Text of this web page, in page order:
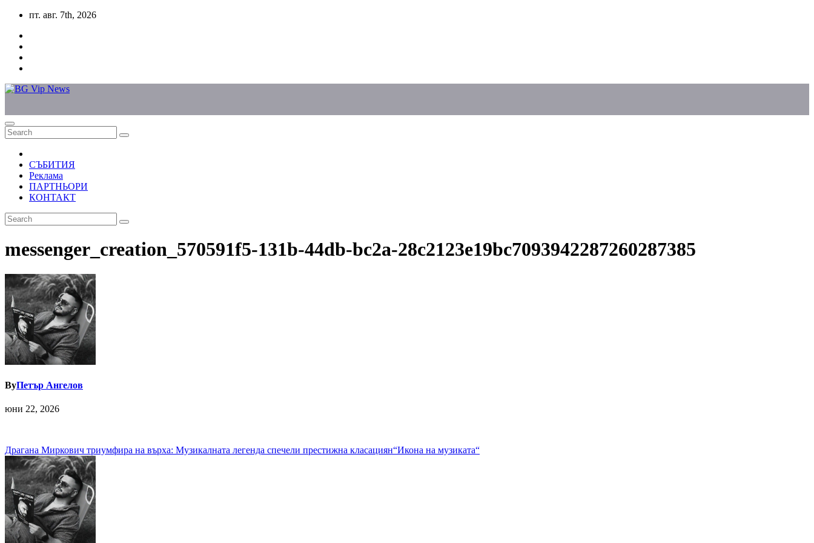
Skip
content
пт. авг. 7th, 2026
СЪБИТИЯ
Реклама
ПАРТНЬОРИ
КОНТАКТ
messenger_creation_570591f5-131b-44db-bc2a-28c2123e19bc7093942287260287385
ByПетър Ангелов
юни 22, 2026
Навигация
Драгана Миркович триумфира на върха: Музикалната легенда спечели престижна класациян“Икона на музиката“